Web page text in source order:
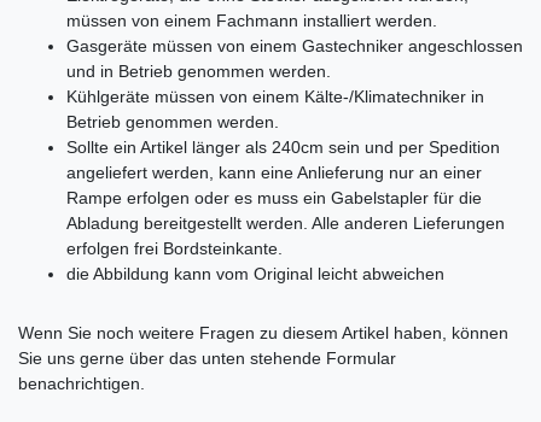
müssen von einem Fachmann installiert werden.
Gasgeräte müssen von einem Gastechniker angeschlossen
und in Betrieb genommen werden.
Kühlgeräte müssen von einem Kälte-/Klimatechniker in
Betrieb genommen werden.
Sollte ein Artikel länger als 240cm sein und per Spedition
angeliefert werden, kann eine Anlieferung nur an einer
Rampe erfolgen oder es muss ein Gabelstapler für die
Abladung bereitgestellt werden. Alle anderen Lieferungen
erfolgen frei Bordsteinkante.
die Abbildung kann vom Original leicht abweichen
Wenn Sie noch weitere Fragen zu diesem Artikel haben, können
Sie uns gerne über das unten stehende Formular
benachrichtigen.